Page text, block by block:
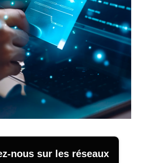
nous sur les réseaux